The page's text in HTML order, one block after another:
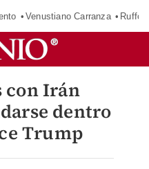
Venustiano Carranza Ruffo
con Irán
dentro
Trump